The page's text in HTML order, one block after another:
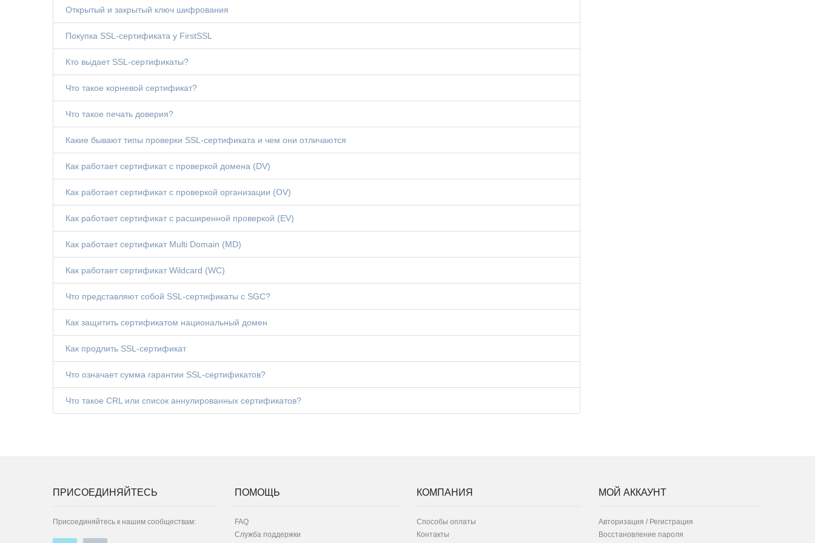
Открытый и закрытый ключ шифрования
Покупка SSL-сертификата у FirstSSL
Кто выдает SSL-сертификаты?
Что такое корневой сертификат?
Что такое печать доверия?
Какие бывают типы проверки SSL-сертификата и чем они отличаются
Как работает сертификат с проверкой домена (DV)
Как работает сертификат с проверкой организации (OV)
Как работает сертификат с расширенной проверкой (EV)
Как работает сертификат Multi Domain (MD)
Как работает сертификат Wildcard (WC)
Что представляют собой SSL-сертификаты с SGC?
Как защитить сертификатом национальный домен
Как продлить SSL-сертификат
Что означает сумма гарантии SSL-сертификатов?
Что такое CRL или список аннулированных сертификатов?
ПРИСОЕДИНЯЙТЕСЬ
Присоединяйтесь к нашим сообществам:
ПОМОЩЬ
FAQ
Служба поддержки
КОМПАНИЯ
Способы оплаты
Контакты
МОЙ АККАУНТ
Авторизация / Регистрация
Восстановление пароля